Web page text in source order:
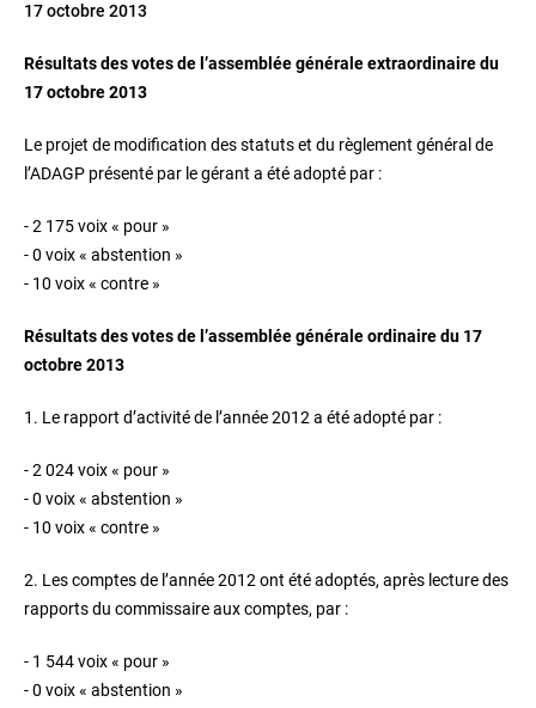
17 octobre 2013
Résultats des votes de l’assemblée générale extraordinaire du
17 octobre 2013
Le projet de modification des statuts et du règlement général de
l’ADAGP présenté par le gérant a été adopté par :
- 2 175 voix « pour »
- 0 voix « abstention »
- 10 voix « contre »
Résultats des votes de l’assemblée générale ordinaire du 17
octobre 2013
1. Le rapport d’activité de l’année 2012 a été adopté par :
- 2 024 voix « pour »
- 0 voix « abstention »
- 10 voix « contre »
2. Les comptes de l’année 2012 ont été adoptés, après lecture des
rapports du commissaire aux comptes, par :
- 1 544 voix « pour »
- 0 voix « abstention »